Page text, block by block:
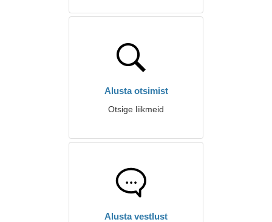
Alusta otsimist
Otsige liikmeid
Alusta vestlust